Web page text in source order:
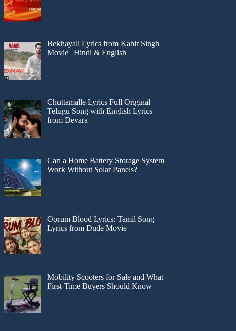
Bekhayali Lyrics from Kabir Singh
Movie | Hindi & English
Chuttamalle Lyrics Full Original
Telugu Song with English Lyrics
from Devara
Can a Home Battery Storage System
Work Without Solar Panels?
Oorum Blood Lyrics: Tamil Song
Lyrics from Dude Movie
Mobility Scooters for Sale and What
First-Time Buyers Should Know